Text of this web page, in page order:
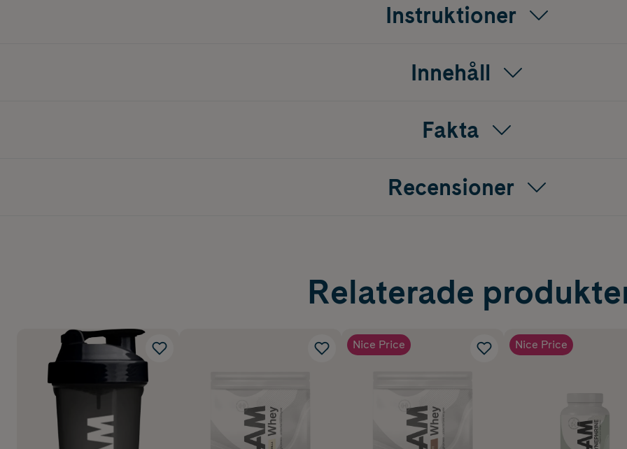
Instruktioner
Innehåll
Fakta
Recensioner
Relaterade
Nice Price Nice Price